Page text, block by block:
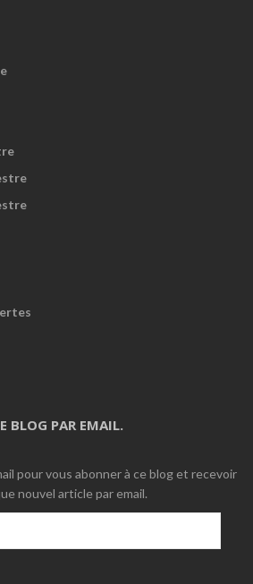
BLOG PAR EMAIL.
pour vous abonner à ce blog et recevoir
nouvel article par email.